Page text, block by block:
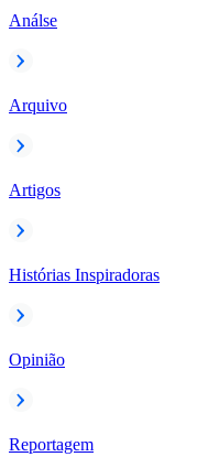
Análse
Arquivo
Artigos
Histórias Inspiradoras
Opinião
Reportagem